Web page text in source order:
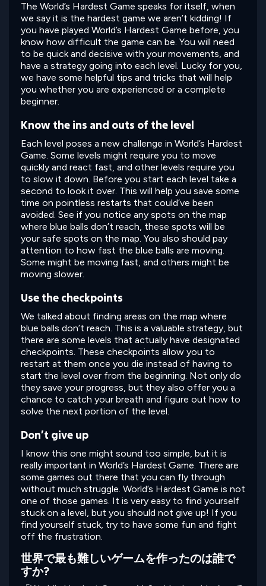
The World’s Hardest Game speaks for itself, when
we say it is the hardest game we aren’t kidding! If
you have played World’s Hardest Game before, you
know how difficult the game can be. You will need
to be quick and decisive with your movements, and
have a strategy going into each level. Lucky for you,
we have some helpful tips and tricks that will help
you whether you are experienced or a complete
beginner.
Know the ins and outs of the level
Each level poses a new challenge in World’s Hardest
Game. Some levels might require you to move
quickly and react fast, and other levels require you
to slow it down. Before you start each level take a
second to look it over. This will help you save some
time on pointless restarts that could’ve been
avoided. See if you notice any spots on the map
where blue balls don’t reach, these spots will be
your safe spots on the map. You also should pay
attention to how fast the blue balls are moving.
Some might be moving fast, and others might be
moving slower.
Use the checkpoints
We talked about finding areas on the map where
blue balls don’t reach. This is a valuable strategy, but
there are some levels that actually have designated
checkpoints. These checkpoints allow you to
restart at them once you die instead of having to
start the level over from the beginning. Not only do
they save your progress, but they also offer you a
chance to catch your breath and figure out how to
solve the next portion of the level.
Don’t give up
I know this one might sound too simple, but it is
really important in World’s Hardest Game. There are
some games out there that you can fly through
without much struggle. World’s Hardest Game is not
one of those games. It is very easy to find yourself
stuck on a level, but you should not give up! If you
find yourself stuck, try to have some fun and fight
off the frustration.
世界で最も難しいゲームを作ったのは誰で
すか?